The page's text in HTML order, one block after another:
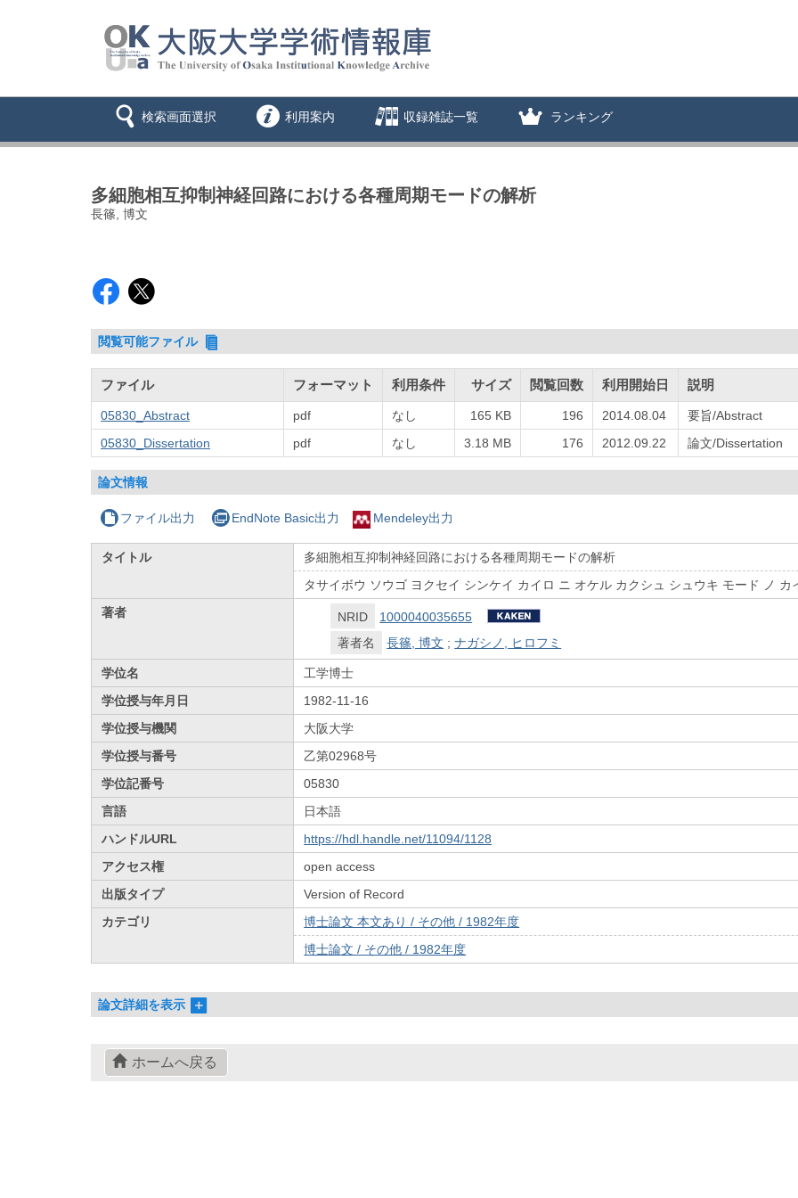
検索画面選択 利用案内 収録雑誌一覧 ランキング
多細胞相互抑制神経回路における各種周期モードの解析
長篠, 博文
閲覧可能ファイル
ファイル フォーマット 利用条件 サイズ 閲覧回数 利用開始日 説明
05830_Abstract pdf なし 165 KB 196 2014.08.04
要旨/Abstract
05830_Dissertation
pdf なし 3.18 MB 176 2012.09.22 論文/Dissertation
論文情報
ファイル出力 EndNote Basic出力 Mendeley出力
タイトル
多細胞相互抑制神経回路における各種周期モードの解析
タサイボウ ソウゴ ヨクセイ シンケイ カイロ ニ オケル カクシュ シュウキ モード ノ カ
著者
NRID
1000040035655
著者名
長篠, 博文 ;ナガシノ, ヒロフミ
学位名
工学博士
学位授与年月日
1982-11-16
学位授与機関
大阪大学
学位授与番号
乙第02968号
学位記番号
05830
言語
日本語
ハンドルURL
https://hdl.handle.net/11094/1128
アクセス権
open access
出版タイプ
Version of Record
カテゴリ
博士論文 本文あり / その他 / 1982年度
博士論文 / その他 / 1982年度
論文詳細を表示
ホームへ戻る